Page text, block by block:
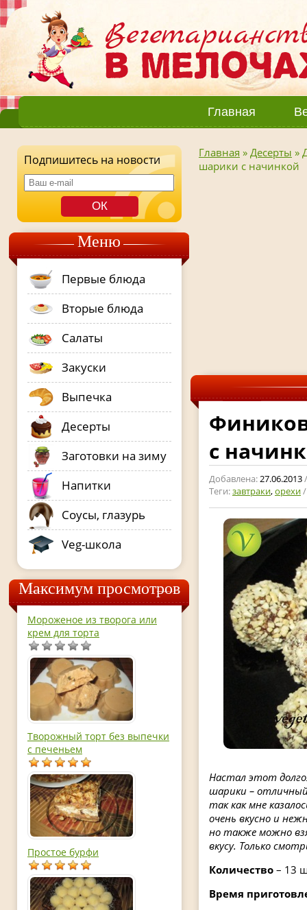
Главная
Подпишитесь на новости
Меню
Первые блюда
Вторые блюда
Салаты
Закуски
Выпечка
Десерты
Заготовки на зиму
Напитки
Соусы, глазурь
Veg-школа
Максимум просмотров
Мороженое из творога или
крем для торта
Творожный торт без выпечки
с печеньем
Простое бурфи
Главная » Десерты »
шарики с начинкой
с
Добавлена:27.06.2013
Теги:завтраки,орехи
Настал этот
шарики –
так как мне
очень вкусно и
но также можно
вкусу. Только
Количество – 13
Время